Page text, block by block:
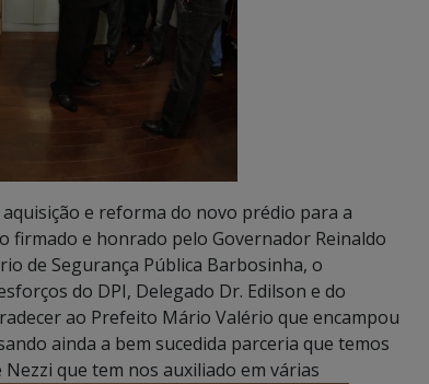
e reforma do novo prédio para a
firmado e honrado pelo Governador Reinaldo
de Segurança Pública Barbosinha, o
do DPI, Delegado Dr. Edilson e do
ao Prefeito Mário Valério que encampou
ainda a bem sucedida parceria que temos
que tem nos auxiliado em várias